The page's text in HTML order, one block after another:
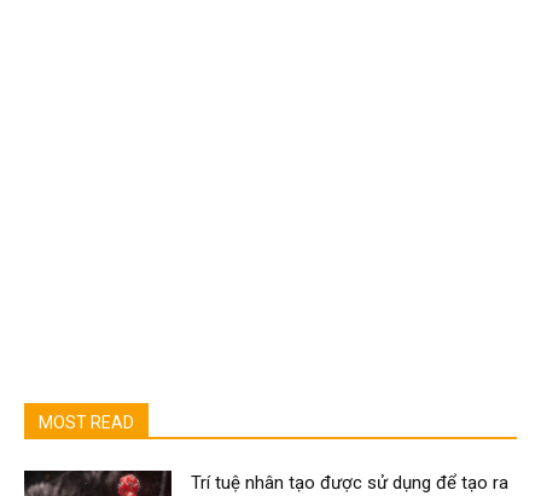
MOST READ
Trí tuệ nhân tạo được sử dụng để tạo ra